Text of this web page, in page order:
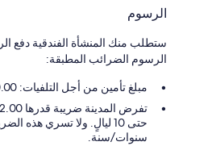
الرسوم
ستطلب منك المنشأة الفندقية دفع
الرسوم الضرائب المطبقة:
مبلغ تأمين من أجل التلفيات: 150.00 EUR لكل إقامة
سنوات/سنة.